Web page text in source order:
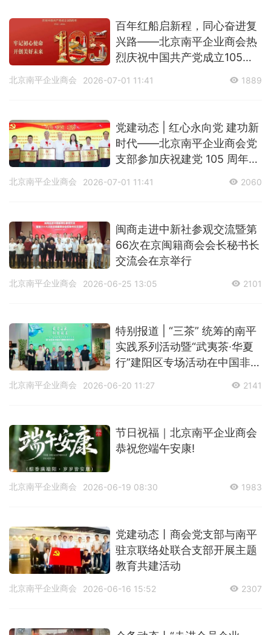
百年红船启新程，同心奋进复
兴路——北京南平企业商会热
烈庆祝中国共产党成立105周
北京南平企业商会 2026-07-01 11:41 1889
党建动态 | 红心永向党 建功新
时代——北京南平企业商会党
支部参加庆祝建党 105 周年主
北京南平企业商会 2026-07-01 11:41 2060
闽商走进中新社参观交流暨第
66次在京闽籍商会会长秘书长
交流会在京举行
北京南平企业商会 2026-06-25 13:05 2101
特别报道 | “三茶” 统筹的南平
实践系列活动暨“武夷茶·华夏
行”建阳区专场活动在中国非物
北京南平企业商会 2026-06-20 11:27 2141
节日祝福｜北京南平企业商会
恭祝您端午安康!
北京南平企业商会 2026-06-19 08:30 1983
党建动态丨商会党支部与南平
驻京联络处联合支部开展主题
教育共建活动
北京南平企业商会 2026-06-16 15:52 2307